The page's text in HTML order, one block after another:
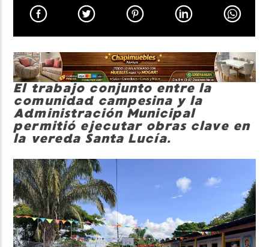
Neiva Estereo
El trabajo conjunto entre la
comunidad campesina y la
Administración Municipal
permitió ejecutar obras clave en
la vereda Santa Lucía.